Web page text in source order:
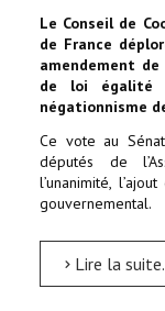
Le Conseil de
de France
amendement
de loi égalité
négationnisme
Ce vote au
députés de
l’unanimité,
gouvernemental.
Lire la